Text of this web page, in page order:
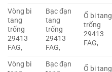
Vòng bi
tang
trống
29413
FAG,
Bạc đạn
tang
trống
29413
FAG,
Ổ bi tang
trống
29413
FAG,
Vòng bi
Bạc đạn
Ổ bi tang